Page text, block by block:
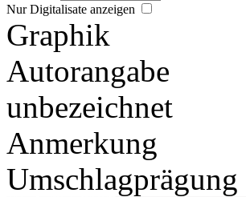
Nur Digitalisate anzeigen
Graphik
Autorangabe
unbezeichnet
Anmerkung
Umschlagprägung